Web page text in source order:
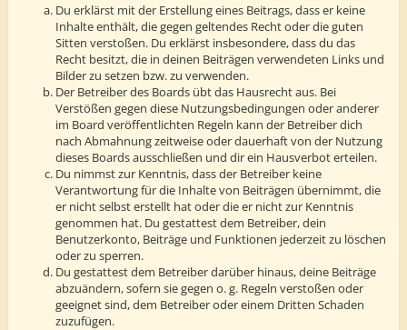
Du erklärst mit der Erstellung eines Beitrags, dass er keine
Inhalte enthält, die gegen geltendes Recht oder die guten
Sitten verstoßen. Du erklärst insbesondere, dass du das
Recht besitzt, die in deinen Beiträgen verwendeten Links und
Bilder zu setzen bzw. zu verwenden.
Der Betreiber des Boards übt das Hausrecht aus. Bei
Verstößen gegen diese Nutzungsbedingungen oder anderer
im Board veröffentlichten Regeln kann der Betreiber dich
nach Abmahnung zeitweise oder dauerhaft von der Nutzung
dieses Boards ausschließen und dir ein Hausverbot erteilen.
Du nimmst zur Kenntnis, dass der Betreiber keine
Verantwortung für die Inhalte von Beiträgen übernimmt, die
er nicht selbst erstellt hat oder die er nicht zur Kenntnis
genommen hat. Du gestattest dem Betreiber, dein
Benutzerkonto, Beiträge und Funktionen jederzeit zu löschen
oder zu sperren.
Du gestattest dem Betreiber darüber hinaus, deine Beiträge
abzuändern, sofern sie gegen o. g. Regeln verstoßen oder
geeignet sind, dem Betreiber oder einem Dritten Schaden
zuzufügen.